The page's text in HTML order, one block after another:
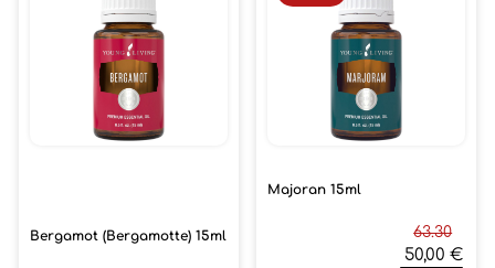
Bergamot (Bergamotte) 15ml
Majoran 15ml
63.30
50,00 €